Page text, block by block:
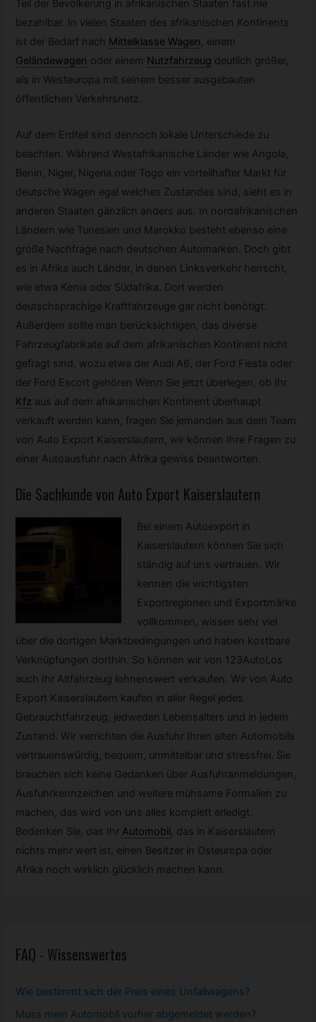
Teil der Bevölkerung in afrikanischen Staaten fast nie
bezahlbar. In vielen Staaten des afrikanischen Kontinents
ist der Bedarf nach Mittelklasse Wagen , einem
Geländewagen oder einem Nutzfahrzeug deutlich größer,
als in Westeuropa mit seinem besser ausgebauten
öffentlichen Verkehrsnetz.
Auf dem Erdteil sind dennoch lokale Unterschiede zu
beachten. Während Westafrikanische Länder wie Angola,
Benin, Niger, Nigeria oder Togo ein vorteilhafter Markt für
deutsche Wagen egal welches Zustandes sind, sieht es in
anderen Staaten gänzlich anders aus. In nordafrikanischen
Ländern wie Tunesien und Marokko besteht ebenso eine
große Nachfrage nach deutschen Automarken. Doch gibt
es in Afrika auch Länder, in denen Linksverkehr herrscht,
wie etwa Kenia oder Südafrika. Dort werden
deutschsprachige Kraftfahrzeuge gar nicht benötigt.
Außerdem sollte man berücksichtigen, das diverse
Fahrzeugfabrikate auf dem afrikanischen Kontinent nicht
gefragt sind, wozu etwa der Audi A6, der Ford Fiesta oder
der Ford Escort gehören Wenn Sie jetzt überlegen, ob Ihr
Kfz aus auf dem afrikanischen Kontinent überhaupt
verkauft werden kann, fragen Sie jemanden aus dem Team
von Auto Export Kaiserslautern, wir können Ihre Fragen zu
einer Autoausfuhr nach Afrika gewiss beantworten.
Die Sachkunde von Auto Export Kaiserslautern
Bei einem Autoexport in
Kaiserslautern können Sie sich
ständig auf uns vertrauen. Wir
kennen die wichtigsten
Exportregionen und Exportmärke
vollkommen, wissen sehr viel
über die dortigen Marktbedingungen und haben kostbare
Verknüpfungen dorthin. So können wir von 123AutoLos
auch Ihr Altfahrzeug lohnenswert verkaufen. Wir von Auto
Export Kaiserslautern kaufen in aller Regel jedes
Gebrauchtfahrzeug, jedweden Lebensalters und in jedem
Zustand. Wir verrichten die Ausfuhr Ihren alten Automobils
vertrauenswürdig, bequem, unmittelbar und stressfrei. Sie
brauchen sich keine Gedanken über Ausfuhranmeldungen,
Ausfuhrkennzeichen und weitere mühsame Formalien zu
machen, das wird von uns alles komplett erledigt.
Bedenken Sie, das Ihr Automobil, das in Kaiserslautern
nichts mehr wert ist, einen Besitzer in Osteuropa oder
Afrika noch wirklich glücklich machen kann.
FAQ - Wissenswertes
Wie bestimmt sich der Preis eines Unfallwagens?
Muss mein Automobil vorher abgemeldet werden?